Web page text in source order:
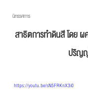
นิทรรศการ
สาธิตการทำดินสี โดย
ปริญ
https://youtu.be/sN5FRKnX3i0